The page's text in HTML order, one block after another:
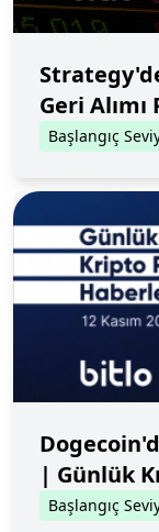
Geri Alımı
Başlangıç
| Günlük
Başlangıç